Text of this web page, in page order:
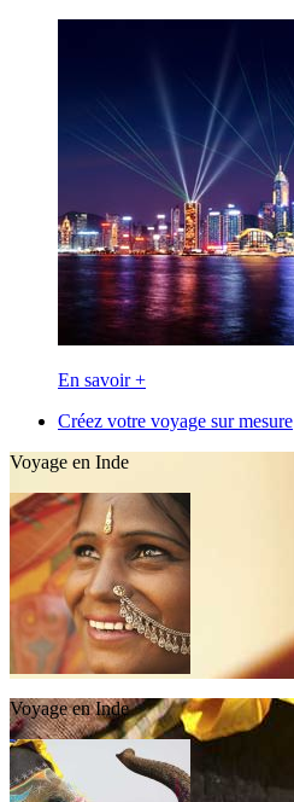
En savoir +
Créez votre voyage sur mesure
Voyage en Inde
Voyage en Inde